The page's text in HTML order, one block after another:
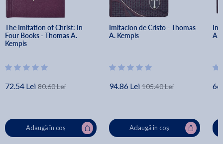
The Imitation of Christ: In
Four Books - Thomas A.
Kempis
72.54 Lei 80.60 Lei
Adaugă în coș
Imitacion de Cristo - Thomas
A. Kempis
94.86 Lei 105.40 Lei
Adaugă în coș
A.